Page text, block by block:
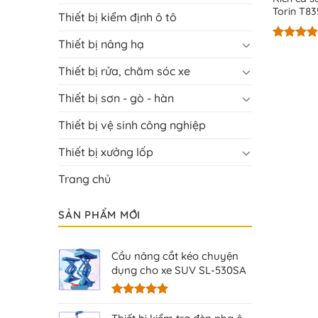
Thiết bị kiểm định ô tô
Thiết bị nâng hạ
Thiết bị rửa, chăm sóc xe
Thiết bị sơn - gò - hàn
Thiết bị vệ sinh công nghiệp
Thiết bị xưởng lốp
Trang chủ
SẢN PHẨM MỚI
Cầu nâng cắt kéo chuyện
dụng cho xe SUV SL-530SA
Torin